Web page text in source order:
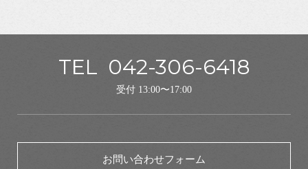
TEL 042-306-6418
受付 13:00〜17:00
お問い合わせフォーム